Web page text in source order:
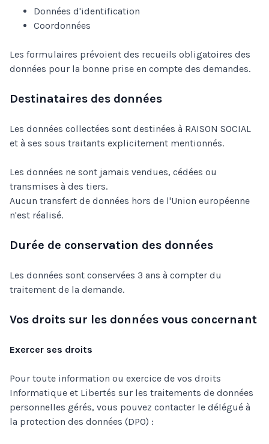
Données d'identification
Coordonnées
Les formulaires prévoient des recueils obligatoires des
données pour la bonne prise en compte des demandes.
Destinataires des données
Les données collectées sont destinées à RAISON SOCIAL
et à ses sous traitants explicitement mentionnés.
Les données ne sont jamais vendues, cédées ou
transmises à des tiers.
Aucun transfert de données hors de l'Union européenne
n'est réalisé.
Durée de conservation des données
Les données sont conservées 3 ans à compter du
traitement de la demande.
Vos droits sur les données vous concernant
Exercer ses droits
Pour toute information ou exercice de vos droits
Informatique et Libertés sur les traitements de données
personnelles gérés, vous pouvez contacter le délégué à
la protection des données (DPO) :